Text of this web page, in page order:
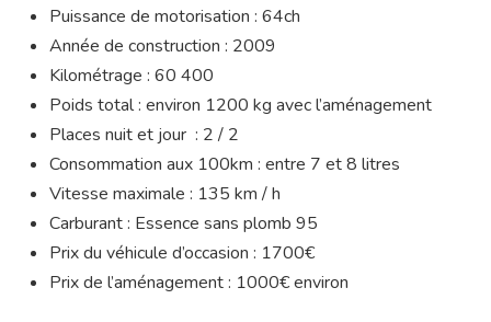
Puissance de motorisation : 64ch
Année de construction : 2009
Kilométrage : 60 400
Poids total : environ 1200 kg avec l’aménagement
Places nuit et jour : 2 / 2
Consommation aux 100km : entre 7 et 8 litres
Vitesse maximale : 135 km / h
Carburant : Essence sans plomb 95
Prix du véhicule d’occasion : 1700€
Prix de l’aménagement : 1000€ environ